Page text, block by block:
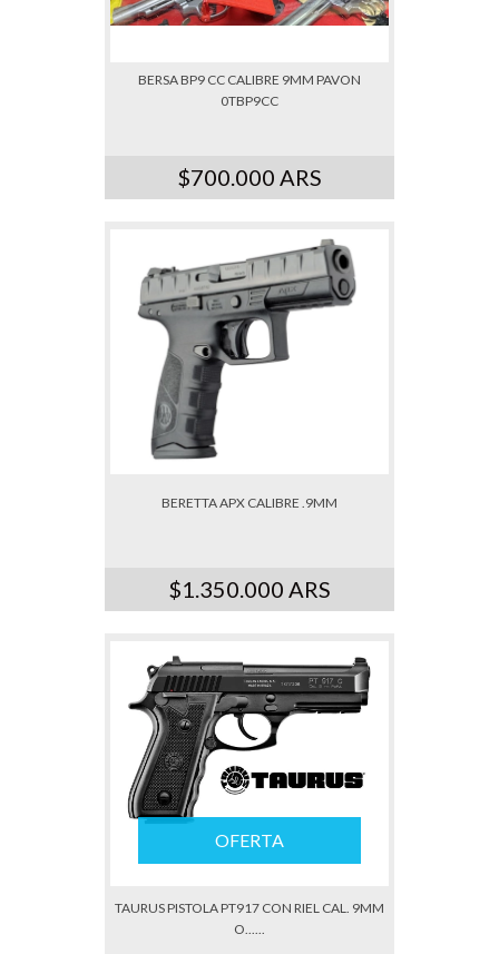
BERSA BP9 CC CALIBRE 9MM PAVON
0TBP9CC
$700.000 ARS
BERETTA APX CALIBRE .9MM
$1.350.000 ARS
OFERTA
TAURUS PISTOLA PT917 CON RIEL CAL. 9MM
O......